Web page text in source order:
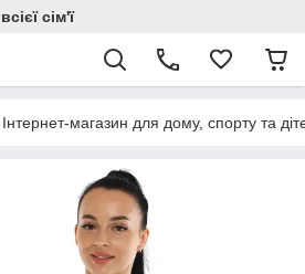
сім'ї
магазин для дому, спорту та